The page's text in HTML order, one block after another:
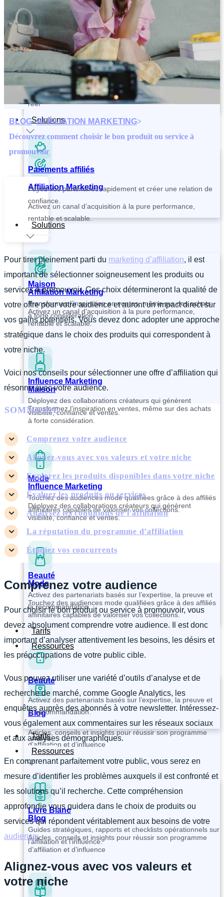
Paiements affiliés
Payez vos partenaires rapidement et créer une relation de
confiance.
Solutions
Affiliation Marketing
Activez un canal d’acquisition à la pure performance,
rentable et scalable.
Maison
Transformez l’inspiration en ventes, même sur des achats
à forte considération.
Influence Marketing
Déployez des collaborations créateurs qui génèrent
visibilité, confiance et ventes.
Mode
Touchez des audiences mode qualifiées grâce à des affiliés
affinitaires capables de valoriser vos collections.
Beauté
Activez des partenariats basés sur l’expertise, la preuve et
la recommandation.
Tarifs
Ressources
Blog
Articles, conseils et insights pour réussir son programme
d’affiliation et d’influence
Livre Blanc
Guides stratégiques, rapports et checklists opérationnels sur
l’affiliation et l’influence.
Contactez et recrutez vos partenaires plus rapidement
Tracking and Analytics
Suivez vos ventes, votre CAC et vos performances en temps
réel
Paiements affiliés
Payez vos partenaires rapidement et créer une relation de
confiance.
Solutions
Affiliation Marketing
Activez un canal d’acquisition à la pure performance,
rentable et scalable.
Maison
Transformez l’inspiration en ventes, même sur des achats
à forte considération.
Influence Marketing
Déployez des collaborations créateurs qui génèrent
visibilité, confiance et ventes.
Mode
Touchez des audiences mode qualifiées grâce à des affiliés
affinitaires capables de valoriser vos collections.
Beauté
Activez des partenariats basés sur l’expertise, la preuve et
la recommandation.
Tarifs
Ressources
Blog
Articles, conseils et insights pour réussir son programme
d’affiliation et d’influence
BLOG>AFFILIATION MARKETING>
Découvrez comment choisir le bon produit ou service à
promouvoir
Pour tirer pleinement parti du marketing d’affiliation, il est
important de sélectionner soigneusement les produits ou
services à promouvoir. Ces choix détermineront la qualité de
votre offre pour votre audience et auront un impact direct sur
vos gains potentiels. Vous devez donc adopter une approche
stratégique dans le choix des produits qui correspondent à
votre niche.
Voici nos conseils pour sélectionner une offre d’affiliation qui
résonne avec votre audience.
SOMMAIRE
Comprenez votre audience
Alignez-vous avec vos valeurs et votre niche
Explorez les produits disponibles dans votre niche
Évaluez les produits ou services
Analysez les conditions de l’affiliation
La réputation du programme d’affiliation
Étudiez vos concurrents
Comprenez votre audience
Pour choisir le bon produit ou service à promouvoir, vous
devez absolument comprendre votre audience. Il est donc
important d’analyser attentivement les besoins, les désirs et
les préoccupations de votre public cible.
Vous pouvez utiliser une variété d’outils d’analyse et de
recherche de marché, comme Google Analytics, les
enquêtes auprès des abonnés à votre newsletter. Intéressez-
vous également aux commentaires sur les réseaux sociaux
et aux analyses démographiques.
En comprenant parfaitement votre public, vous serez en
mesure d’identifier les problèmes auxquels il est confronté et
les solutions qu’il recherche. Cette compréhension
approfondie vous guidera dans le choix de produits ou
services qui répondent véritablement aux besoins de votre
audience.
Alignez-vous avec vos valeurs et
votre niche